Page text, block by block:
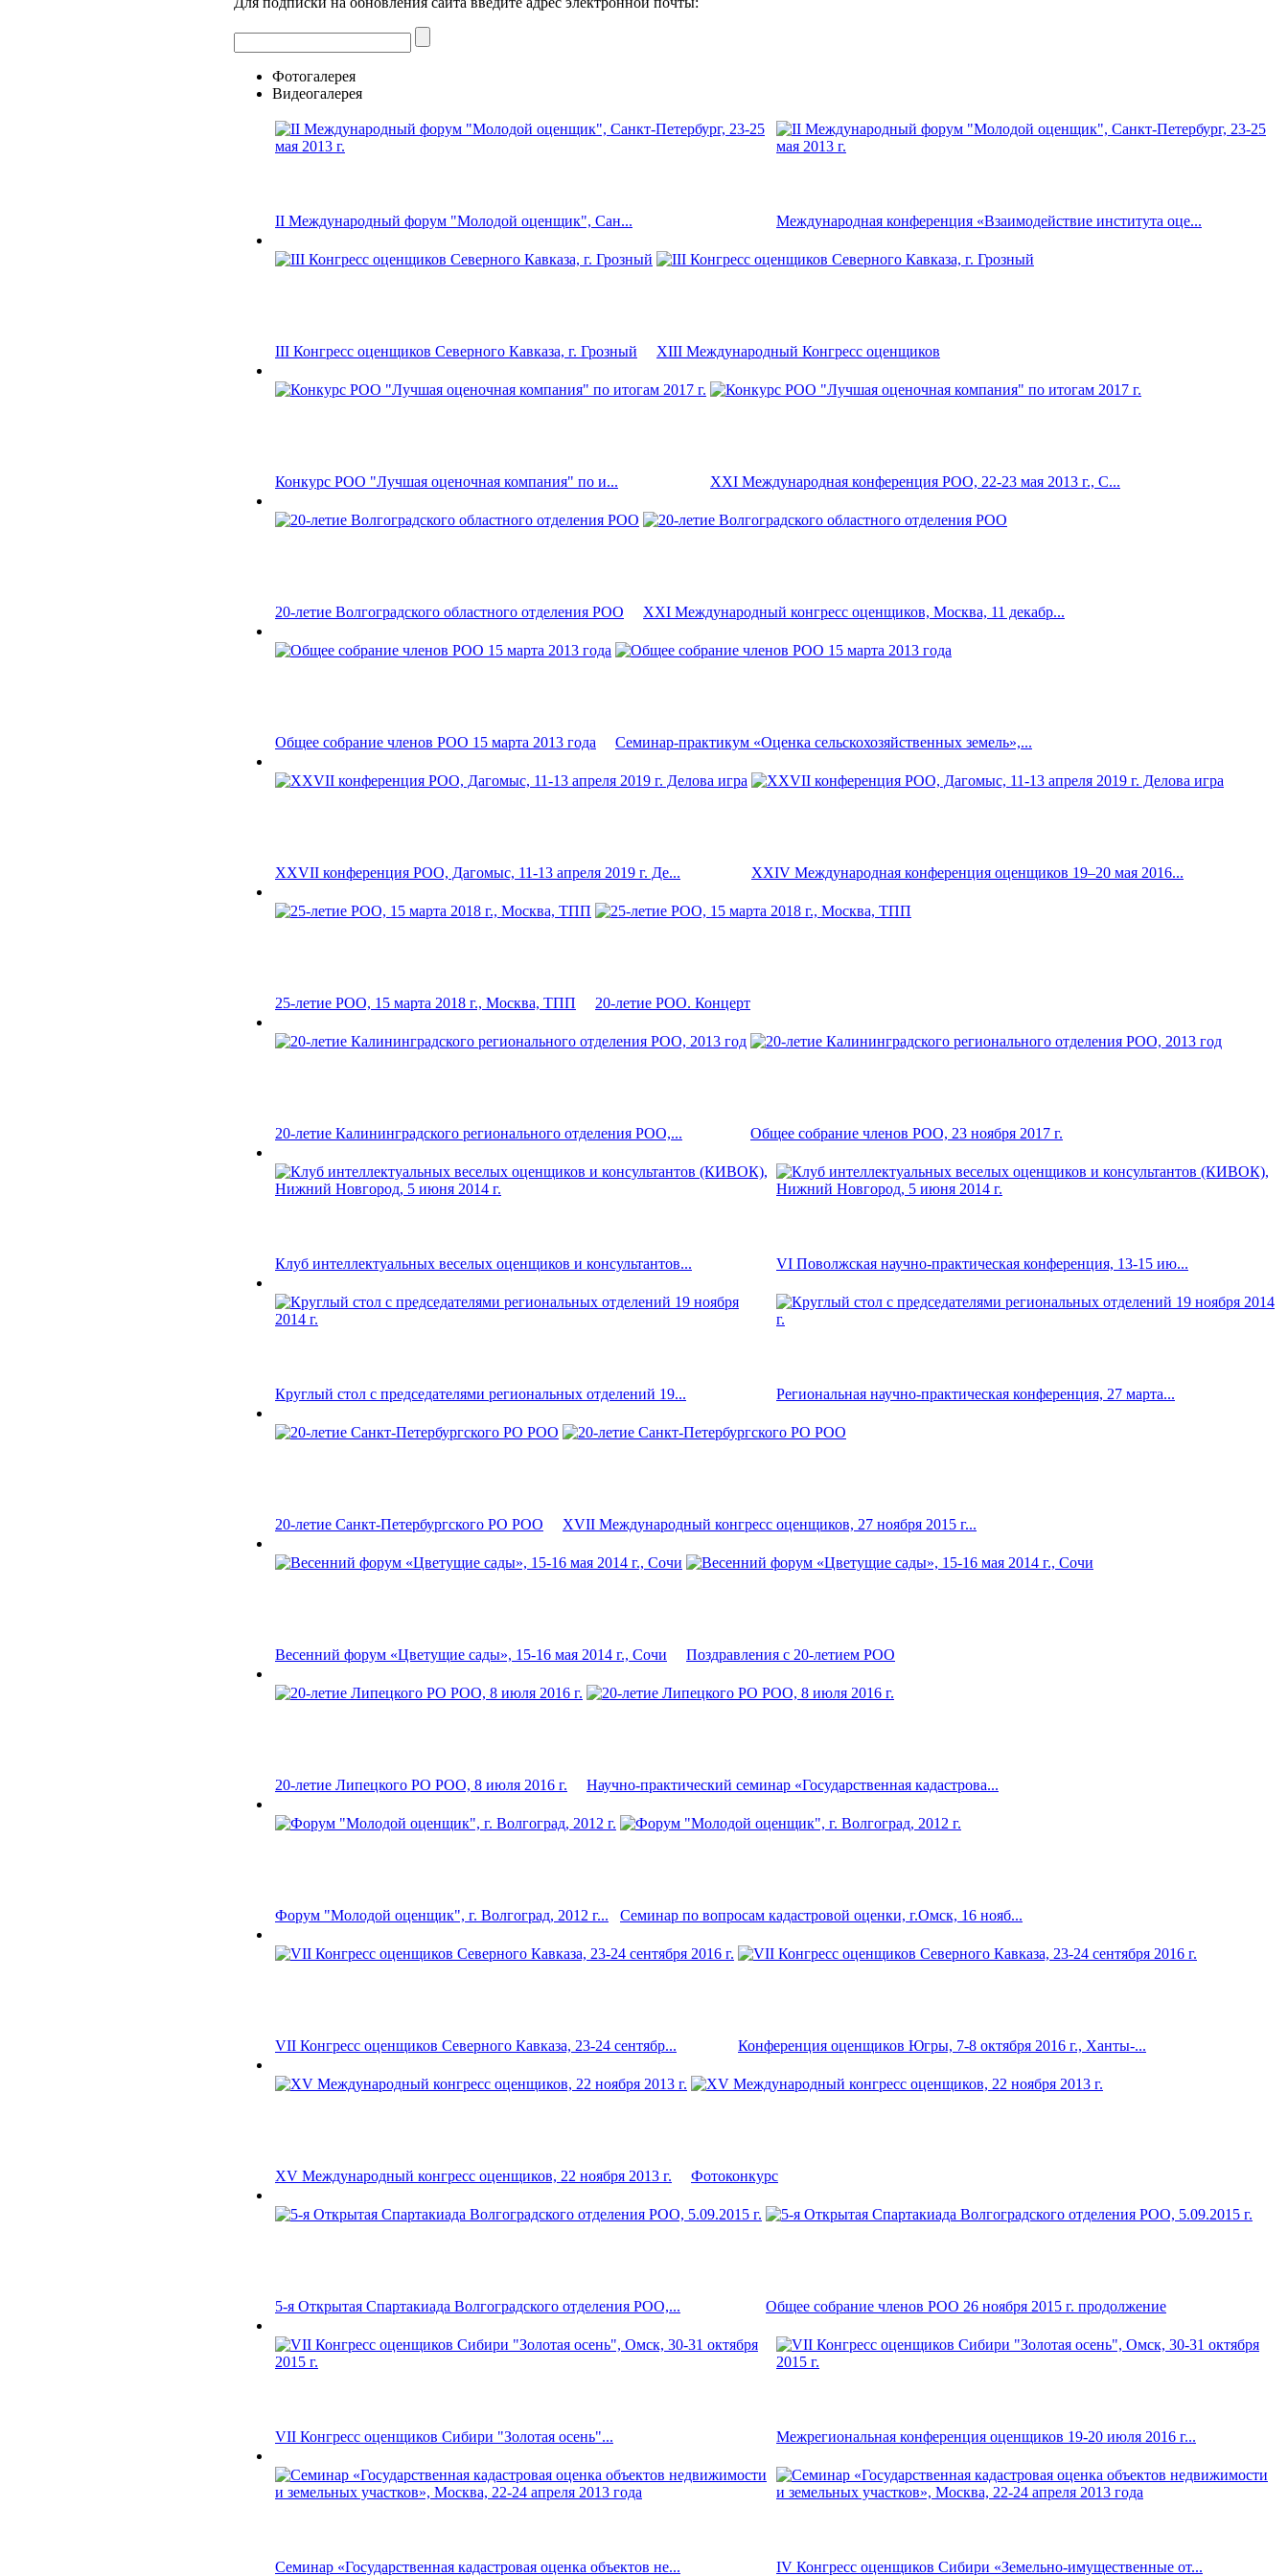
Фотогалерея
Видеогалерея
II Международный форум "Молодой оценщик", Сан... Международная конференция «Взаимодействие института оце...
III Конгресс оценщиков Северного Кавказа, г. Грозный XIII Международный Конгресс оценщиков
Конкурс РОО "Лучшая оценочная компания" по и... XXI Международная конференция РОО, 22-23 мая 2013 г., С...
20-летие Волгоградского областного отделения РОО XXI Международный конгресс оценщиков, Москва, 11 декабр...
Общее собрание членов РОО 15 марта 2013 года Семинар-практикум «Оценка сельскохозяйственных земель»,...
XXVII конференция РОО, Дагомыс, 11-13 апреля 2019 г. Де... XXIV Международная конференция оценщиков 19–20 мая 2016...
25-летие РОО, 15 марта 2018 г., Москва, ТПП 20-летие РОО. Концерт
20-летие Калининградского регионального отделения РОО,... Общее собрание членов РОО, 23 ноября 2017 г.
Клуб интеллектуальных веселых оценщиков и консультантов... VI Поволжская научно-практическая конференция, 13-15 ию...
Круглый стол с председателями региональных отделений 19... Региональная научно-практическая конференция, 27 марта...
20-летие Санкт-Петербургского РО РОО XVII Международный конгресс оценщиков, 27 ноября 2015 г...
Весенний форум «Цветущие сады», 15-16 мая 2014 г., Сочи Поздравления с 20-летием РОО
20-летие Липецкого РО РОО, 8 июля 2016 г. Научно-практический семинар «Государственная кадастрова...
Форум "Молодой оценщик", г. Волгоград, 2012 г... Семинар по вопросам кадастровой оценки, г.Омск, 16 нояб...
VII Конгресс оценщиков Северного Кавказа, 23-24 сентябр... Конференция оценщиков Югры, 7-8 октября 2016 г., Ханты-...
XV Международный конгресс оценщиков, 22 ноября 2013 г. Фотоконкурс
5-я Открытая Спартакиада Волгоградского отделения РОО,... Общее собрание членов РОО 26 ноября 2015 г. продолжение
VII Конгресс оценщиков Сибири "Золотая осень"... Межрегиональная конференция оценщиков 19-20 июля 2016 г...
Семинар «Государственная кадастровая оценка объектов не... IV Конгресс оценщиков Сибири «Земельно-имущественные от...